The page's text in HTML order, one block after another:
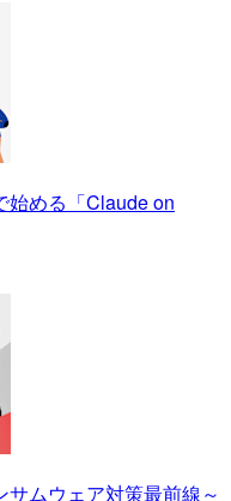
始める「Claude on
サムウェア対策最前線～